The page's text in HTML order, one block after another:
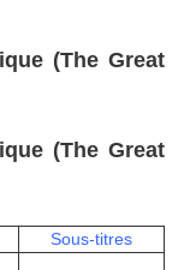
Sous-titres